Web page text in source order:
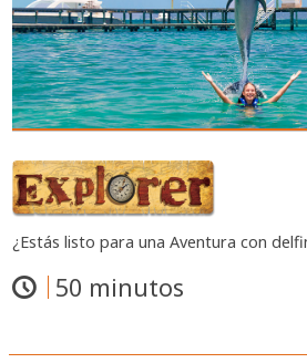
¿Estás listo para una Aventura con
50 minutos